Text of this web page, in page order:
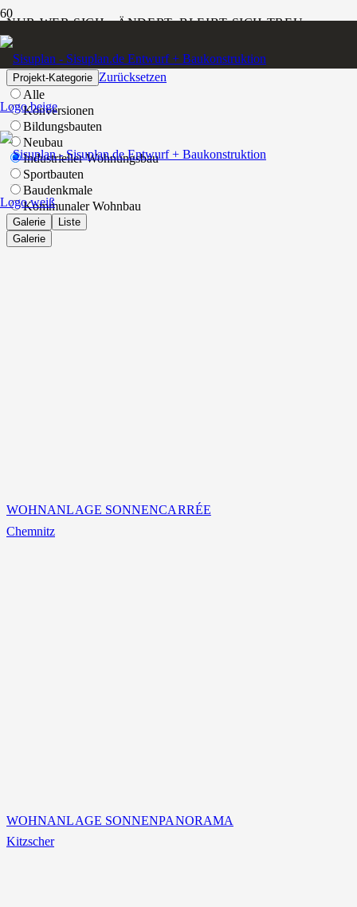
NUR WER SICH ÄNDERT, BLEIBT SICH TREU.
Wolf Biermann, deutscher Liedermacher und Lyriker
Projekt-Kategorie Zurücksetzen
Alle
Konversionen
Bildungsbauten
Neubau
Industrieller Wohnungsbau
Sportbauten
Baudenkmale
Kommunaler Wohnbau
Galerie
Liste
Galerie
WOHNANLAGE SONNENCARRÉE
Chemnitz
WOHNANLAGE SONNENPANORAMA
Kitzscher